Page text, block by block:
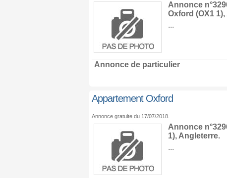
Annonce
Oxford (OX1 1),
...
Annonce de particulier
Appartement Oxford
Annonce gratuite du 17/07/2018.
Annonce
1), Angleterre.
...